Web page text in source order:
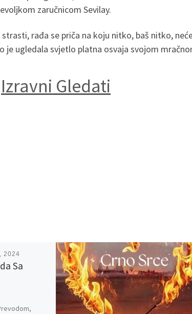
zaručnicom Sevilay.
rađa se priča na koju nitko, baš nitko,
je ugledala svjetlo platna osvaja svojom
Izravni Gledati
2024
Sa